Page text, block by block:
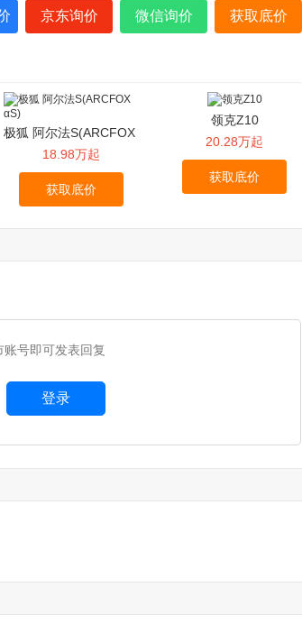
京东询价 微信询价 获取底价
极狐 阿尔法S(ARCFOX
18.98万起
获取底价
领克Z10
20.28万起
获取底价
号即可发表回复
登录